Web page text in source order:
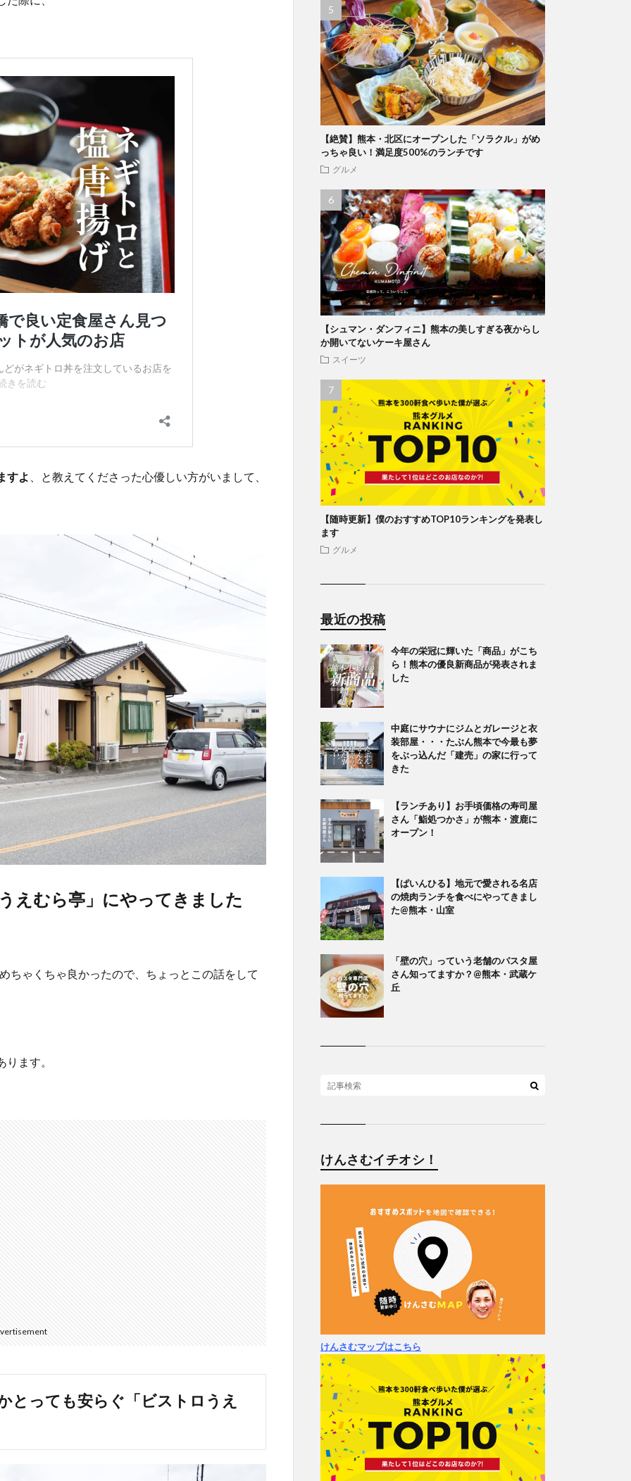
すよ 、と教えてくださった心優しい方がいまして、
えむら亭」にやってきました
ちゃくちゃ良かったので、ちょっとこの話をして
ます。
とっても安らぐ「ビストロうえ
【絶賛】熊本・北区にオープンした「ソラクル」がめ
っちゃ良い！満足度500%のランチです
グルメ
【シュマン・ダンフィニ】熊本の美しすぎる夜からし
か開いてないケーキ屋さん
スイーツ
【随時更新】僕のおすすめTOP10ランキングを発表し
ます
グルメ
最近の投稿
今年の栄冠に輝いた「商品」がこち
ら！熊本の優良新商品が発表されま
した
中庭にサウナにジムとガレージと衣
装部屋・・・たぶん熊本で今最も夢
をぶっ込んだ「建売」の家に行って
きた
【ランチあり】お手頃価格の寿司屋
さん「鮨処つかさ」が熊本・渡鹿に
オープン！
【ぱいんひる】地元で愛される名店
の焼肉ランチを食べにやってきまし
た@熊本・山室
「壁の穴」っていう老舗のパスタ屋
さん知ってますか？@熊本・武蔵ケ
丘
けんさむイチオシ！
けんさむマップはこちら